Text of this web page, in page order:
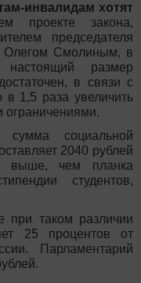
инвалидам хотят
проекте закона,
председателя
Олегом Смолиным, в
настоящий размер
в связи с
в 1,5 раза увеличить
ограничениями.
социальной
2040 рублей
выше, чем планка
студентов,
таком различии
25 процентов от
Парламентарий